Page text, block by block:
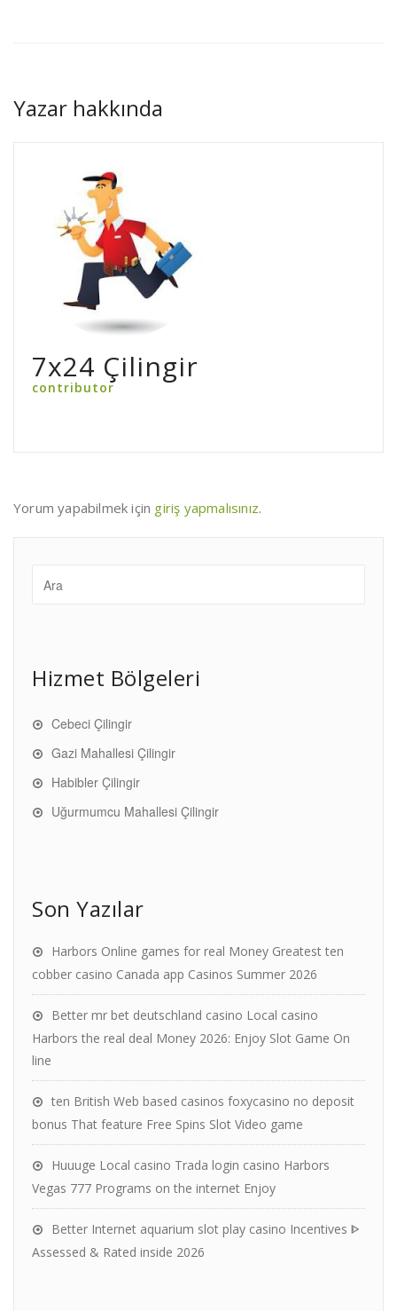
Yazar hakkında
7x24 Çilingir
contributor
Yorum yapabilmek için giriş yapmalısınız.
Hizmet Bölgeleri
Cebeci Çilingir
Gazi Mahallesi Çilingir
Habibler Çilingir
Uğurmumcu Mahallesi Çilingir
Son Yazılar
Harbors Online games for real Money Greatest ten
cobber casino Canada app Casinos Summer 2026
Better mr bet deutschland casino Local casino
Harbors the real deal Money 2026: Enjoy Slot Game On
line
ten British Web based casinos foxycasino no deposit
bonus That feature Free Spins Slot Video game
Huuuge Local casino Trada login casino Harbors
Vegas 777 Programs on the internet Enjoy
Better Internet aquarium slot play casino Incentives ᐈ
Assessed & Rated inside 2026